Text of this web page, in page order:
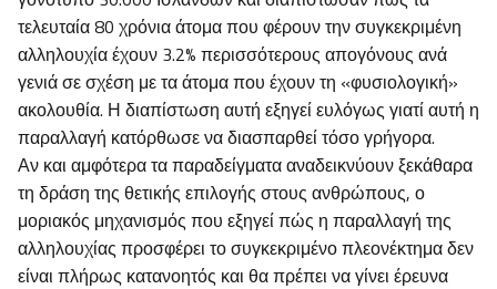
τελευταία 80 χρόνια άτομα που φέρουν την συγκεκριμένη
αλληλουχία έχουν 3.2% περισσότερους απογόνους ανά
γενιά σε σχέση με τα άτομα που έχουν τη «φυσιολογική»
ακολουθία. Η διαπίστωση αυτή εξηγεί ευλόγως γιατί αυτή η
παραλλαγή κατόρθωσε να διασπαρθεί τόσο γρήγορα.
Αν και αμφότερα τα παραδείγματα αναδεικνύουν ξεκάθαρα
τη δράση της θετικής επιλογής στους ανθρώπους, ο
μοριακός μηχανισμός που εξηγεί πώς η παραλλαγή της
αλληλουχίας προσφέρει το συγκεκριμένο πλεονέκτημα δεν
είναι πλήρως κατανοητός και θα πρέπει να γίνει έρευνα